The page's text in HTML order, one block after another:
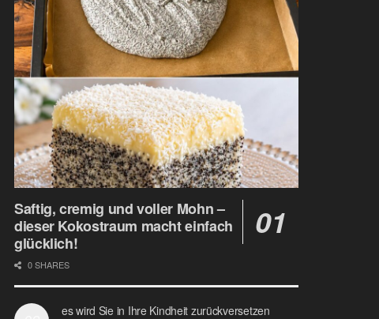
Saftig, cremig und voller Mohn –
dieser Kokostraum macht einfach
glücklich!
0 SHARES
es wird Sie in Ihre Kindheit zurückversetzen